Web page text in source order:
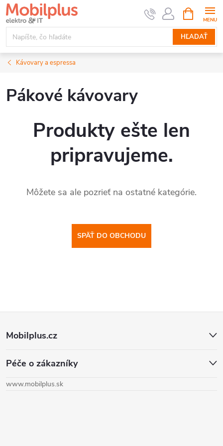
Prejsť
na
obsah
HĽADAŤ
KOŠÍK
Kávovary a espressa
Pákové kávovary
Produkty ešte len
pripravujeme.
Môžete sa ale pozrieť na ostatné kategórie.
SPÄŤ DO OBCHODU
p
Mobilplus.cz
Péče o zákazníky
www.mobilplus.sk